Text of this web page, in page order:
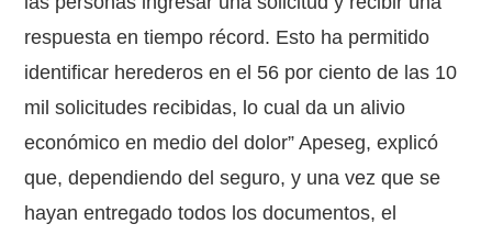
respuesta en tiempo récord. Esto ha permitido
identificar herederos en el 56 por ciento de las 10
mil solicitudes recibidas, lo cual da un alivio
económico en medio del dolor” Apeseg, explicó
que, dependiendo del seguro, y una vez que se
hayan entregado todos los documentos, el